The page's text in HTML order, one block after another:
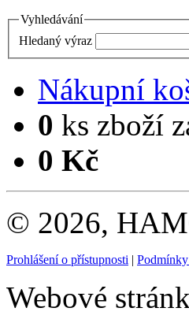
Vyhledávání
Hledaný výraz
Nákupní
0 ks zboží
0 Kč
© 2026,
Prohlášení o přístupnosti |
Webové